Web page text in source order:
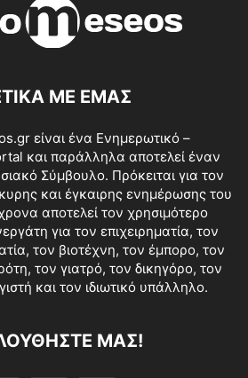
ΜΕ ΕΜΑΣ
είναι ένα Ενημερωτικό –
και παράλληλα αποτελεί έναν
Σύμβουλο. Πρόκειται για τον
και έγκαιρης ενημέρωσης του
αποτελεί τον χρησιμότερο
για τον επιχειρηματία, τον
τον βιοτέχνη, τον έμπορο, τον
τον γιατρό, τον δικηγόρο, τον
και τον ιδιωτικό υπάλληλο.
ΜΑΣ!